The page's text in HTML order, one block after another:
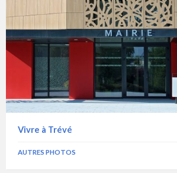
Vivre à Trévé
AUTRES PHOTOS